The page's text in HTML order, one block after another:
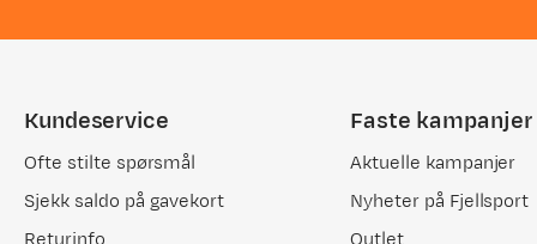
Valgt farge: Black
Kundeservice
Ofte stilte spørsmål
Sjekk saldo på gavekort
Faste kampanjer
Aktuelle kampanjer
Nyheter på Fjellsport